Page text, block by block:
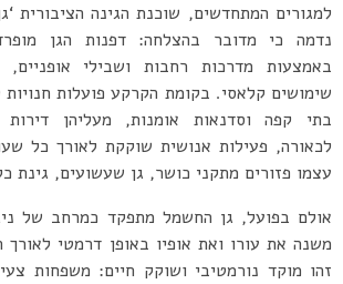
למגורים המתחדשים, שוכנת הגינה הציבורית
נדמה כי מדובר בהצלחה: דפנות הגן
באמצעות מדרכות רחבות ושבילי אופניים,
שימושים קלאסי. בקומת הקרקע פועלות
בתי קפה וסדנאות אומנות, מעליהן דירות
לכאורה, פעילות אנושית שוקקת לאורך כל
עצמו פזורים מתקני כושר, גן שעשועים, גינת
אולם בפועל, גן החשמל מתפקד כמרחב של
משנה את עורו ואת אופיו באופן דרמטי
זהו מוקד נורמטיבי ושוקק חיים: משפחות